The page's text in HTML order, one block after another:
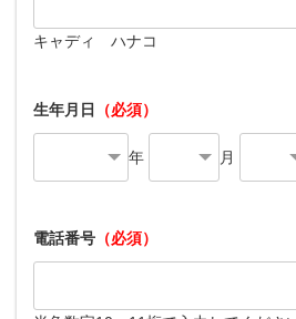
キャディ ハナコ
生年月日 （必須）
年 月
電話番号 （必須）